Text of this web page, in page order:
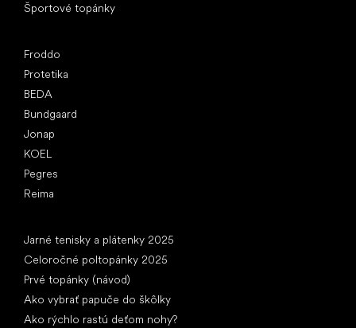
Športové topánky
Froddo
Protetika
BEDA
Bundgaard
Jonap
KOEL
Pegres
Reima
Jarné tenisky a plátenky 2025
Celoročné poltopánky 2025
Prvé topánky (návod)
Ako vybrať papuče do škôlky
Ako rýchlo rastú deťom nohy?